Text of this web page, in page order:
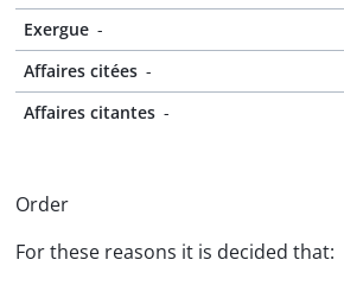
Exergue -
Affaires citées -
Affaires citantes -
Order
For these reasons it is decided that: